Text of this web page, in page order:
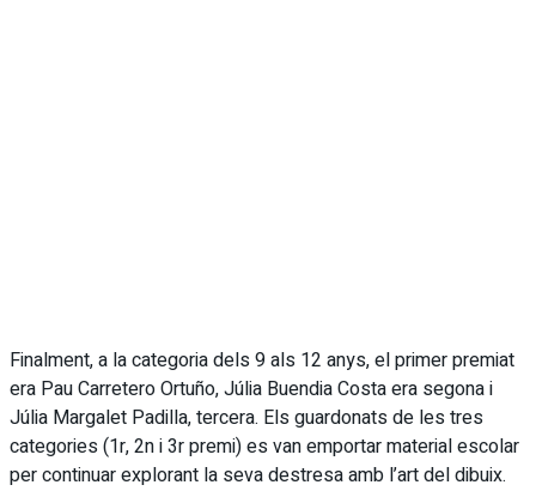
Finalment, a la categoria dels 9 als 12 anys, el primer premiat
era Pau Carretero Ortuño, Júlia Buendia Costa era segona i
Júlia Margalet Padilla, tercera. Els guardonats de les tres
categories (1r, 2n i 3r premi) es van emportar material escolar
per continuar explorant la seva destresa amb l’art del dibuix.